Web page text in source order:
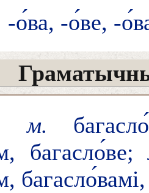
-о́ва, -о́ве, -
м.
багасло́ве;